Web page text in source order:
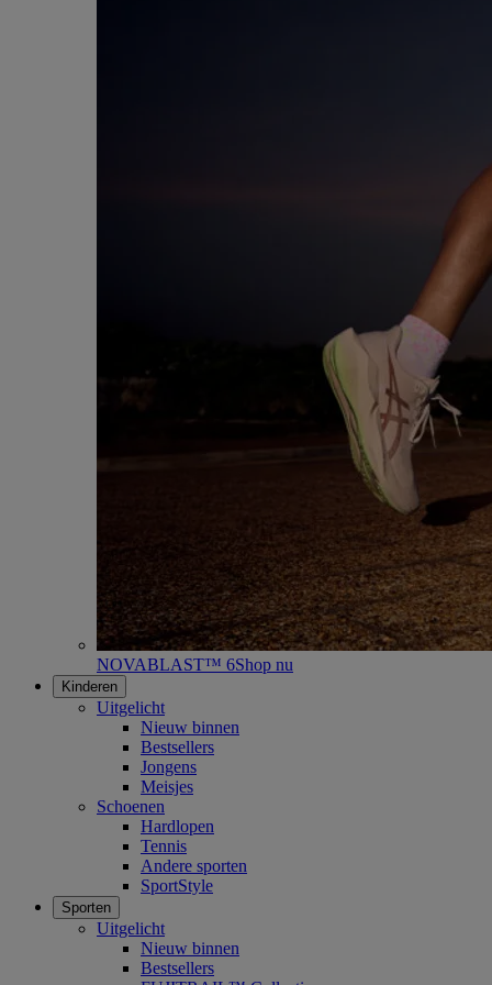
NOVABLAST™ 6Shop nu
Kinderen
Uitgelicht
Nieuw binnen
Bestsellers
Jongens
Meisjes
Schoenen
Hardlopen
Tennis
Andere sporten
SportStyle
Sporten
Uitgelicht
Nieuw binnen
Bestsellers